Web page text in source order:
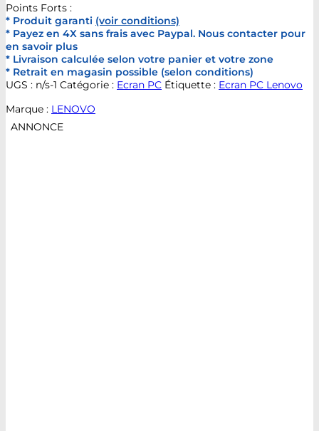
Points Forts :
* Produit garanti (voir conditions)
* Payez en 4X sans frais avec Paypal. Nous contacter pour
en savoir plus
* Livraison calculée selon votre panier et votre zone
* Retrait en magasin possible (selon conditions)
UGS : n/s-1 Catégorie : Ecran PC Étiquette : Ecran PC Lenovo
Marque : LENOVO
ANNONCE